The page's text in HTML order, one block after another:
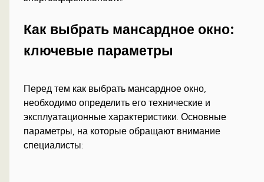
Как выбрать мансардное окно:
ключевые параметры
Перед тем как выбрать мансардное окно,
необходимо определить его технические и
эксплуатационные характеристики. Основные
параметры, на которые обращают внимание
специалисты: